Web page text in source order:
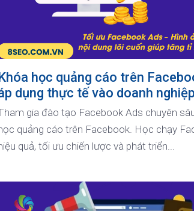
học quảng cáo trên
dụng thực tế vào doanh nghiệp
gia đào tạo Facebook Ads chuyên
quảng cáo trên Facebook. Học chạy
quả, tối ưu chiến lược và phát triển...